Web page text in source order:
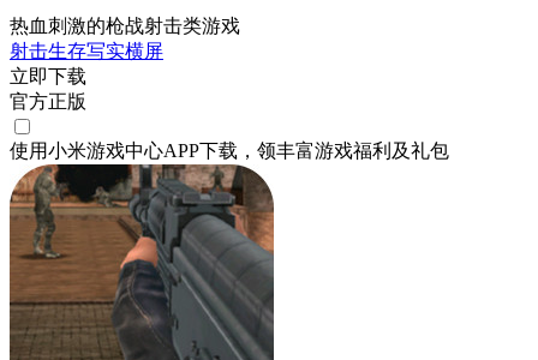
热血刺激的枪战射击类游戏
射击生存写实横屏
立即下载
官方正版
使用小米游戏中心APP下载 ，领丰富游戏福利 及礼包